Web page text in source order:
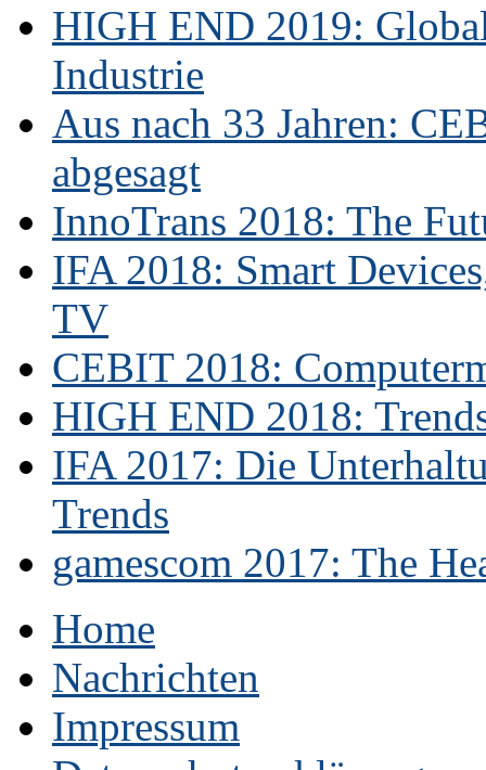
HIGH END 2019:
Industrie
Aus nach 33 Jahren:
abgesagt
InnoTrans 2018: The
IFA 2018: Smart
TV
CEBIT 2018:
HIGH END 2018:
IFA 2017: Die
Trends
gamescom 2017: The
Home
Nachrichten
Impressum